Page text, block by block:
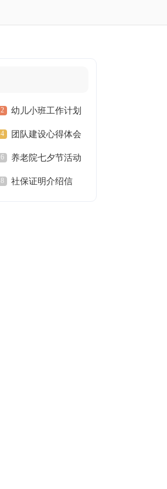
幼儿小班工作计划
团队建设心得体会
养老院七夕节活动
方案社保证明介绍信